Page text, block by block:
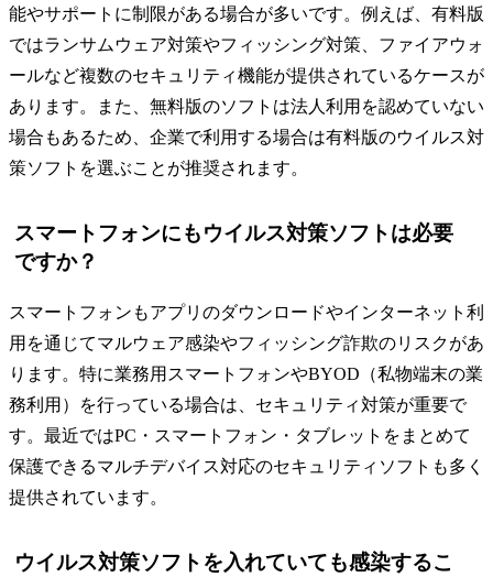
能やサポートに制限がある場合が多いです。例えば、有料版
ではランサムウェア対策やフィッシング対策、ファイアウォ
ールなど複数のセキュリティ機能が提供されているケースが
あります。また、無料版のソフトは法人利用を認めていない
場合もあるため、企業で利用する場合は有料版のウイルス対
策ソフトを選ぶことが推奨されます。
スマートフォンにもウイルス対策ソフトは必要
ですか？
スマートフォンもアプリのダウンロードやインターネット利
用を通じてマルウェア感染やフィッシング詐欺のリスクがあ
ります。特に業務用スマートフォンやBYOD（私物端末の業
務利用）を行っている場合は、セキュリティ対策が重要で
す。最近ではPC・スマートフォン・タブレットをまとめて
保護できるマルチデバイス対応のセキュリティソフトも多く
提供されています。
ウイルス対策ソフトを入れていても感染するこ